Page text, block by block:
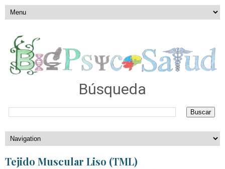
Búsqueda
Tejido Muscular Liso (TML)